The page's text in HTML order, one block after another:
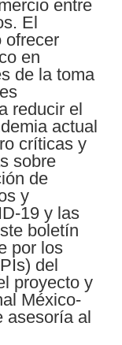
entre
El
ofrecer
en
de la toma
reducir el
actual
críticas y
sobre
de
y
19 y las
boletín
por los
del
proyecto y
México-
asesoría al